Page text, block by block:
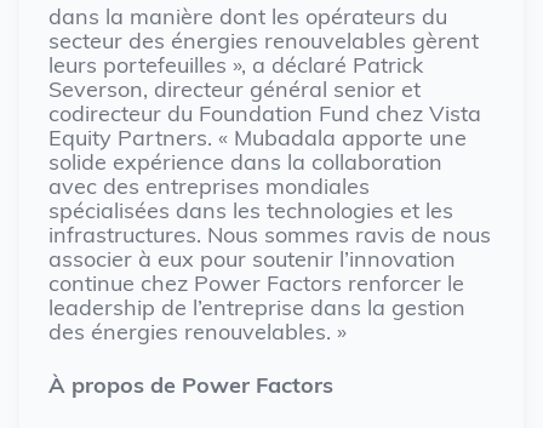
dans la manière dont les opérateurs du
secteur des énergies renouvelables gèrent
leurs portefeuilles », a déclaré Patrick
Severson, directeur général senior et
codirecteur du Foundation Fund chez Vista
Equity Partners. « Mubadala apporte une
solide expérience dans la collaboration
avec des entreprises mondiales
spécialisées dans les technologies et les
infrastructures. Nous sommes ravis de nous
associer à eux pour soutenir l’innovation
continue chez Power Factors renforcer le
leadership de l’entreprise dans la gestion
des énergies renouvelables. »
À propos de Power Factors